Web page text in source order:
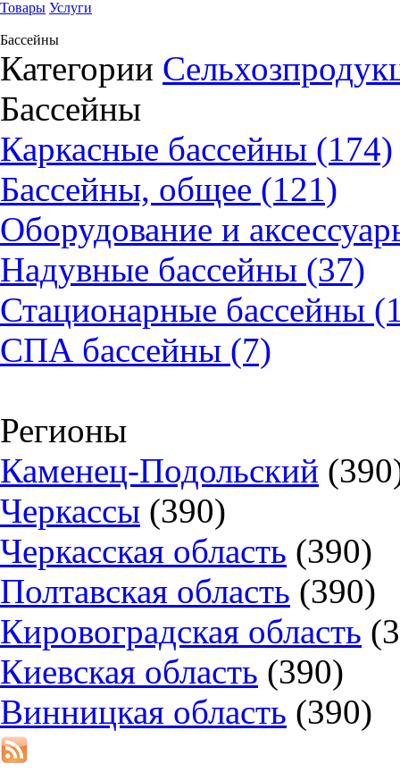
Товары Услуги
Бассейны
Категории
Бассейны
Каркасные бассейны (174)
Бассейны, общее (121)
Оборудование и
Надувные бассейны (37)
Стационарные бассейны
СПА бассейны (7)
Регионы
Каменец-Подольский
Черкассы (390)
Черкасская область (390)
Полтавская область (390)
Кировоградская область
Киевская область (390)
Винницкая область (390)